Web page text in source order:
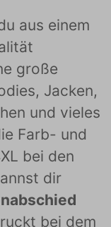
aus einem
große
Jacken,
und vieles
Farb- und
bei den
dir
bei dem